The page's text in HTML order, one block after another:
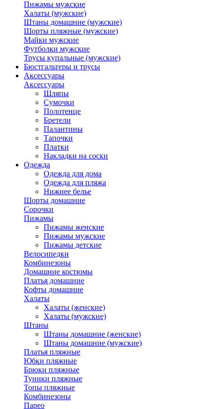
Пижамы мужские
Халаты (мужские)
Штаны домашние (мужские)
Шорты пляжные (мужские)
Майки мужские
Футболки мужские
Трусы купальные (мужские)
Бюстгальтеры и трусы
Аксессуары
Аксессуары
Шляпы
Сумочки
Полотенце
Бретели
Палантины
Тапочки
Платки
Накладки на соски
Одежда
Одежда для дома
Одежда для пляжа
Нижнее белье
Шорты домашние
Сорочки
Пижамы
Пижамы женские
Пижамы мужские
Пижамы детские
Велосипедки
Комбинезоны
Домашние костюмы
Платья домашние
Кофты домашние
Халаты
Халаты (женские)
Халаты (мужские)
Штаны
Штаны домашние (женские)
Штаны домашние (мужские)
Платья пляжные
Юбки пляжные
Брюки пляжные
Туники пляжные
Топы пляжные
Комбинезоны
Парео